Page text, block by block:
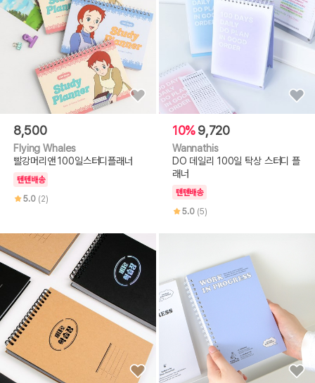
8,500
Flying Whales
빨강머리앤 100일스터디플래너
텐텐배송
5.0 (2)
10%9,720
Wannathis
DO 데일리 100일 탁상 스터디 플
래너
텐텐배송
5.0 (5)